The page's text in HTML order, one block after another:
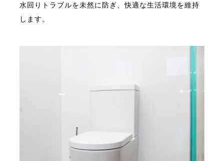
水回りトラブルを未然に防ぎ、快適な生活環境を維持
します。